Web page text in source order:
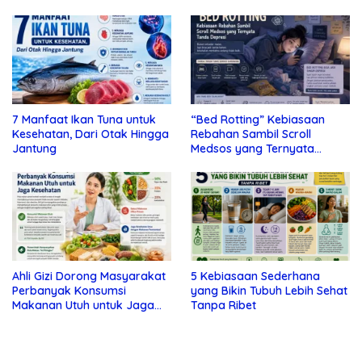
7 Manfaat Ikan Tuna untuk
Kesehatan, Dari Otak Hingga
Jantung
“Bed Rotting” Kebiasaan
Rebahan Sambil Scroll
Medsos yang Ternyata
Ahli Gizi Dorong Masyarakat
Perbanyak Konsumsi
Makanan Utuh untuk Jaga
5 Kebiasaan Sederhana
yang Bikin Tubuh Lebih Sehat
Tanpa Ribet